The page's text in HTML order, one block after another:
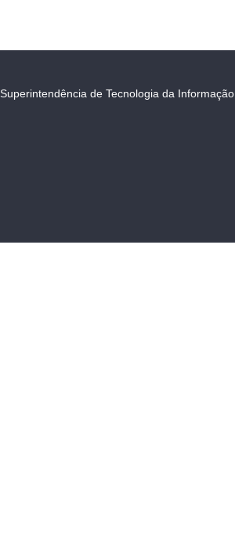
Superintendência de Tecnologia da Informação